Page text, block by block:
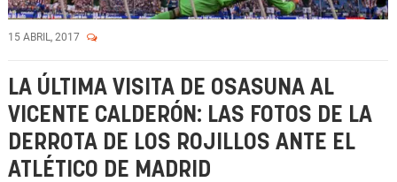
15 ABRIL, 2017
LA ÚLTIMA VISITA DE OSASUNA AL
VICENTE CALDERÓN: LAS FOTOS DE LA
DERROTA DE LOS ROJILLOS ANTE EL
ATLÉTICO DE MADRID